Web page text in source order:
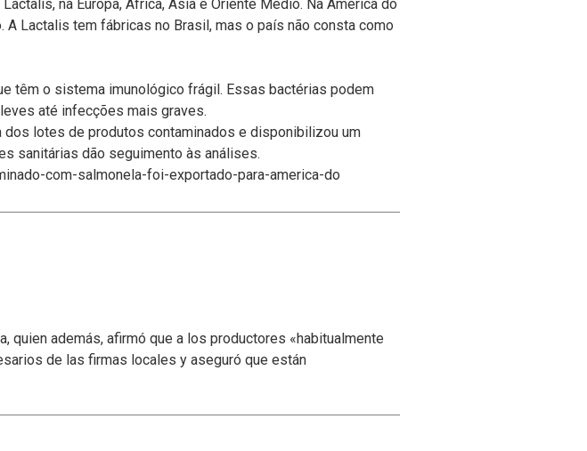
na Europa, África, Ásia e Oriente Médio. Na América do
Lactalis tem fábricas no Brasil, mas o país não consta como
têm o sistema imunológico frágil. Essas bactérias podem
até infecções mais graves.
lotes de produtos contaminados e disponibilizou um
sanitárias dão seguimento às análises.
com-salmonela-foi-exportado-para-america-do
además, afirmó que a los productores «habitualmente
de las firmas locales y aseguró que están